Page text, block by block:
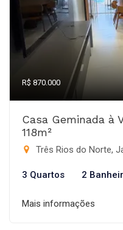
R$ 870.000
Casa Geminada à
118m²
Três Rios do Norte,
3 Quartos 2
Mais informações